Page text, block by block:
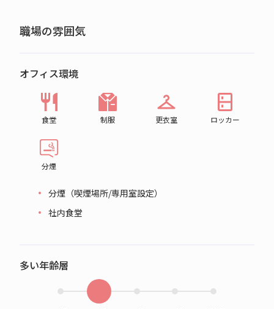
職場の雰囲気
オフィス環境
食堂 制服 更衣室 ロッカー
分煙
分煙（喫煙場所/専用室設定）
社内食堂
多い年齢層